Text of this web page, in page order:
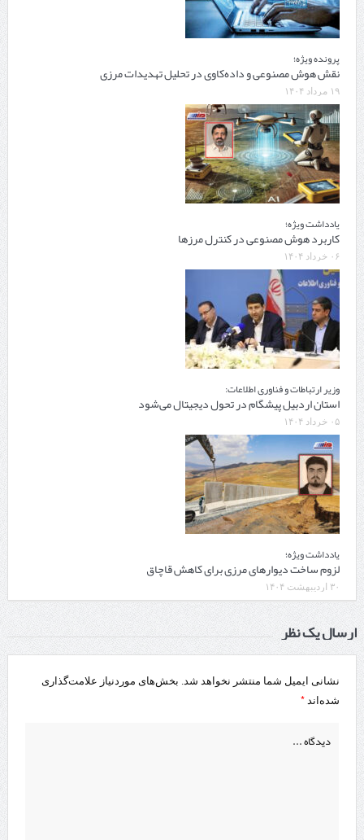
پرونده ویژه؛
نقش هوش مصنوعی و داده‌کاوی در تحلیل تهدیدات مرزی
۱۹ مرداد ۱۴۰۴
یادداشت ویژه؛
کاربرد هوش مصنوعی در کنترل مرزها
۰۶ خرداد ۱۴۰۴
وزیر ارتباطات و فناوری اطلاعات:
استان اردبیل پیشگام در تحول دیجیتال می‌شود
۰۵ خرداد ۱۴۰۴
یادداشت ویژه؛
لزوم ساخت دیوارهای مرزی برای کاهش قاچاق
۳۰ اردیبهشت ۱۴۰۴
ارسال یک نظر
نشانی ایمیل شما منتشر نخواهد شد. بخش‌های موردنیاز علامت‌گذاری
شده‌اند *